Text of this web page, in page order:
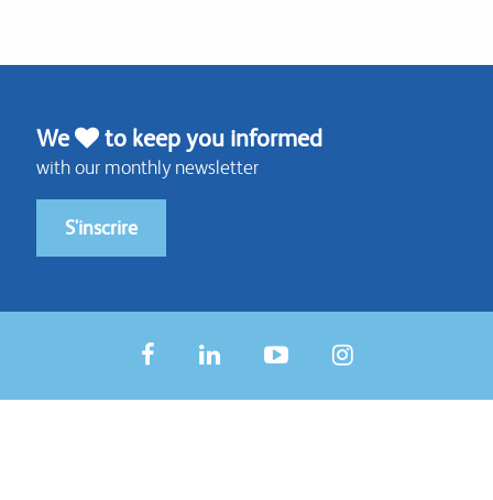
We to keep you informed
with our monthly newsletter
S'inscrire